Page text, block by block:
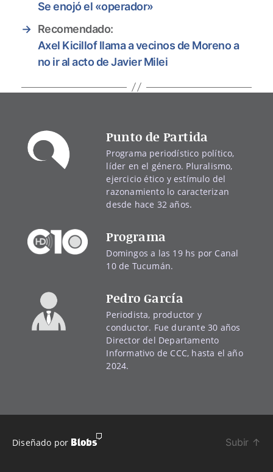
Se enojó el «operador»
→ Recomendado:
Axel Kicillof llama a vecinos de Moreno a
no ir al acto de Javier Milei
Punto de Partida
Programa periodístico político,
líder en el género. Pluralismo,
ejercicio ético y estímulo del
razonamiento lo caracterizan
desde hace 32 años.
Programa
Domingos a las 19 hs por Canal
10 de Tucumán.
Pedro García
Periodista, productor y
conductor. Fue durante 30 años
Director del Departamento
Informativo de CCC, hasta el año
2024.
Diseñado por Subir ↑